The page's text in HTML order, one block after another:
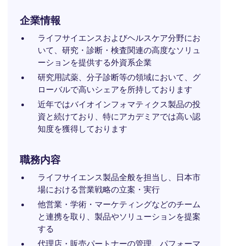
企業情報
ライフサイエンスおよびヘルスケア分野にお
いて、研究・診断・検査関連の高度なソリュ
ーションを提供する外資系企業
研究用試薬、分子診断等の領域において、グ
ローバルで高いシェアを所持しております
近年ではバイオインフォマティクス製品の投
資と続けており、特にアカデミアでは高い認
知度を獲得しております
職務内容
ライフサイエンス製品全般を担当し、日本市
場における営業戦略の立案・実行
他営業・学術・マーケティングなどのチーム
と連携を取り、製品やソリューションを提案
する
代理店・販売パートナーの管理、パフォーマ